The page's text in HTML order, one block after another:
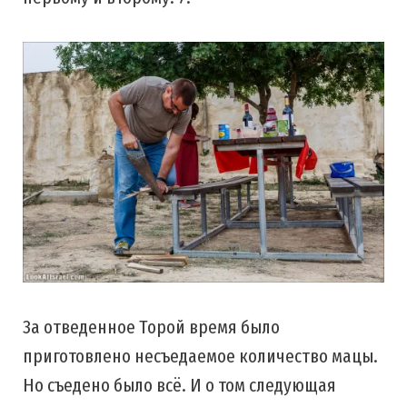
За отведенное Торой время было
приготовлено несъедаемое количество мацы.
Но съедено было всё. И о том следующая